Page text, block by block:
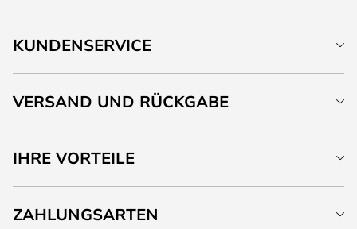
KUNDENSERVICE
VERSAND UND RÜCKGABE
IHRE VORTEILE
ZAHLUNGSARTEN